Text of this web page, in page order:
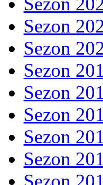
Sezon
Sezon
Sezon
Sezon
Sezon
Sezon
Sezon